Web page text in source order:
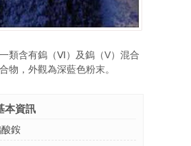
類含有鎢（Ⅵ）及鎢（V）混合
物，外觀為深藍色粉末。
本資訊
銨